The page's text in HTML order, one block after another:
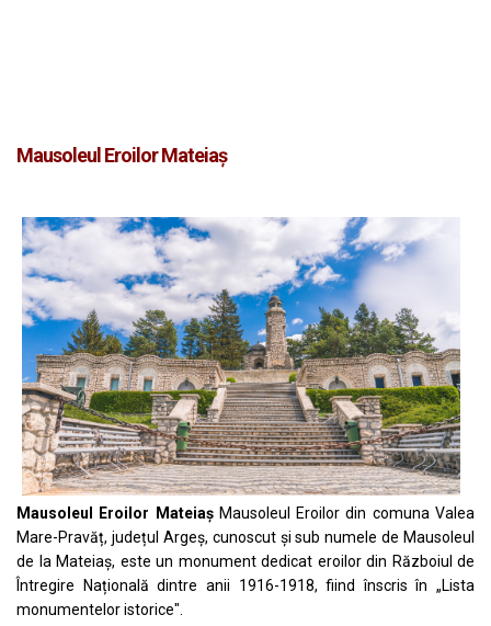
Mausoleul Eroilor Mateiaș
Mausoleul Eroilor Mateiaș Mausoleul Eroilor din comuna Valea
Mare-Pravăț, județul Argeș, cunoscut și sub numele de Mausoleul
de la Mateiaș, este un monument dedicat eroilor din Războiul de
Întregire Națională dintre anii 1916-1918, fiind înscris în „Lista
monumentelor istorice".